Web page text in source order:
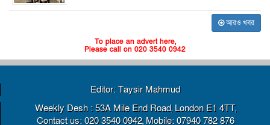
আরও খবর
To place an advert here,
Please call on 020 3540 0942
Editor: Taysir Mahmud
Weekly Desh : 53A Mile End Road, London E1 4TT,
Contact us: 020 3540 0942, Mobile: 07940 782 876